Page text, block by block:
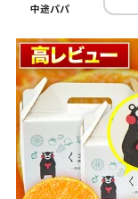
中途パパ